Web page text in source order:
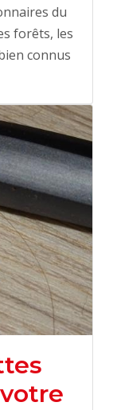
du
forêts, les
connus